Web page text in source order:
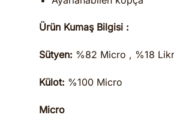
Ürün Kumaş Bilgisi :
Sütyen: %82 Micro , %18
Külot: %100 Micro
Micro